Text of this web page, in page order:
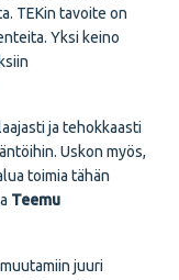
TEKin tavoite on
Yksi keino
ja tehokkaasti
Uskon myös,
toimia tähän
Teemu
juuri